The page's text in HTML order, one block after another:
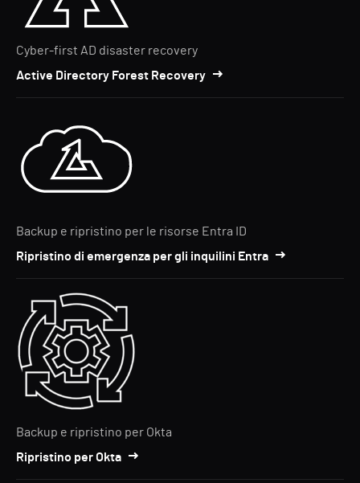
Cyber-first AD disaster recovery
Active Directory Forest Recovery
Backup e ripristino per le risorse Entra ID
Ripristino di emergenza per gli inquilini Entra
Backup e ripristino per Okta
Ripristino per Okta